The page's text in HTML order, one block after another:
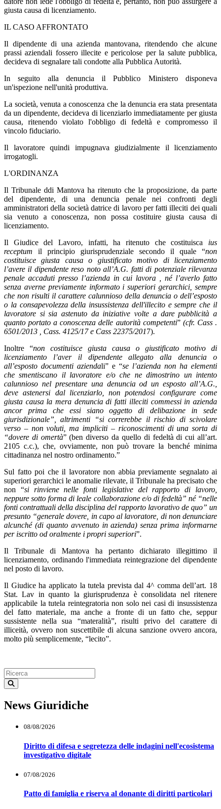
giusta causa di licenziamento.
IL CASO AFFRONTATO
Il dipendente di una azienda mantovana, ritendendo che alcune
prassi aziendali fossero illecite e pericolose per la salute pubblica,
decideva di segnalare tali condotte alla Pubblica Autorità.
In seguito alla denuncia il Pubblico Ministero disponeva
un'ispezione nell'unità produttiva.
La società, venuta a conoscenza che la denuncia era stata presentata
da un dipendente, decideva di licenziarlo immediatamente per giusta
causa, ritenendo violato l'obbligo di fedeltà e compromesso il
vincolo fiduciario.
Il lavoratore quindi impugnava giudizialmente il licenziamento
irrogatogli.
L'ORDINANZA
Il Tribunale ddi Mantova ha ritenuto che la proposizione, da parte
del dipendente, di una denuncia penale nei confronti degli
amministratori della società datrice di lavoro per fatti illeciti dei quali
sia venuto a conoscenza, non possa costituire giusta causa di
licenziamento.
Il Giudice del Lavoro, infatti, ha ritenuto che costituisca ius
receptum il principio giurisprudenziale secondo il quale “non
costituisce giusta causa o giustificato motivo di licenziamento
l’avere il dipendente reso noto all’A.G. fatti di potenziale rilevanza
penale accaduti presso l’azienda in cui lavora , né l’averlo fatto
senza averne previamente informato i superiori gerarchici, sempre
che non risulti il carattere calunnioso della denuncia o dell’esposto
o la consapevolezza della insussistenza dell'illecito e sempre che il
lavoratore si sia astenuto da iniziative volte a dare pubblicità a
quanto portato a conoscenza delle autorità competenti” (cfr. Cass .
6501/2013 , Cass. 4125/17 e Cass 22375/2017).
Inoltre “non costituisce giusta causa o giustificato motivo di
licenziamento l’aver il dipendente allegato alla denuncia o
all’esposto documenti aziendali” e “se l’azienda non ha elementi
che smentiscano il lavoratore e/o che ne dimostrino un intento
calunnioso nel presentare una denuncia od un esposto all’A.G.,
deve astenersi dal licenziarlo, non potendosi configurare come
giusta causa la mera denuncia di fatti illeciti commessi in azienda
ancor prima che essi siano oggetto di delibazione in sede
giurisdizionale”, altrimenti “si correrebbe il rischio di scivolare
verso – non voluti, ma impliciti – riconoscimenti di una sorta di
“dovere di omertà” (ben diverso da quello di fedeltà di cui all’art.
2105 c.c.), che, ovviamente, non può trovare la benché minima
cittadinanza nel nostro ordinamento.”
Sul fatto poi che il lavoratore non abbia previamente segnalato ai
superiori gerarchici le anomalie rilevate, il Tribunale ha precisato che
non “si rinviene nelle fonti legislative del rapporto di lavoro,
neppure sotto forma di leale collaborazione e/o di fedeltà” né “nelle
fonti contrattuali della disciplina del rapporto lavorativo de quo” un
presunto “generale dovere, in capo al lavoratore, di non denunciare
alcunché (di quanto avvenuto in azienda) senza prima informarne
per iscritto od oralmente i propri superiori”.
Il Tribunale di Mantova ha pertanto dichiarato illegittimo il
licenziamento, ordinando l'immediata reintegrazione del dipendente
nel posto di lavoro.
Il Giudice ha applicato la tutela prevista dal 4^ comma dell’art. 18
Stat. Lav in quanto la giurisprudenza è consolidata nel ritenere
applicabile la tutela reintegratoria non solo nei casi di insussistenza
del fatto materiale, ma anche a fronte di un fatto che, seppur
sussistente nella sua “materalità”, risulti privo del carattere di
illiceità, ovvero non suscettibile di alcuna sanzione ovvero ancora,
molto più semplicemente, “lecito”.
News Giuridiche
08/08/2026
Diritto di difesa e segretezza delle indagini nell'ecosistema
investigativo digitale
07/08/2026
Patto di famiglia e riserva al donante di diritti particolari